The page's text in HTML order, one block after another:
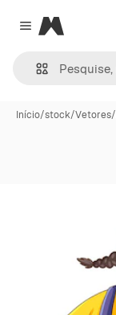
Close menu
Magnific
Início/stock/Vetores/